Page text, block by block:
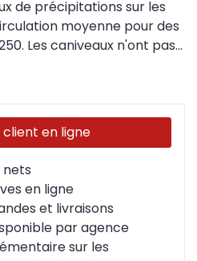
de précipitations sur les
moyenne pour des
Les caniveaux n'ont pas
client en ligne
nets
en ligne
et livraisons
par agence
sur les